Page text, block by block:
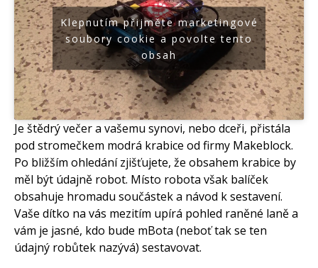
Klepnutím přijměte marketingové
soubory cookie a povolte tento
obsah
Je štědrý večer a vašemu synovi, nebo dceři, přistála
pod stromečkem modrá krabice od firmy Makeblock.
Po bližším ohledání zjišťujete, že obsahem krabice by
měl být údajně robot. Místo robota však balíček
obsahuje hromadu součástek a návod k sestavení.
Vaše dítko na vás mezitím upírá pohled raněné laně a
vám je jasné, kdo bude mBota (neboť tak se ten
údajný robůtek nazývá) sestavovat.